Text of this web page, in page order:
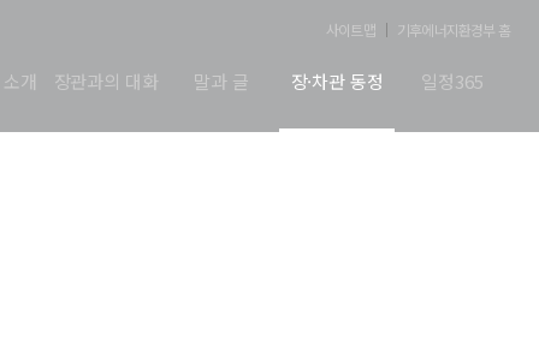
사이트맵 기후에너지환경부 홈
개 장관과의 대화 말과 글 장·차관 동정 일정365